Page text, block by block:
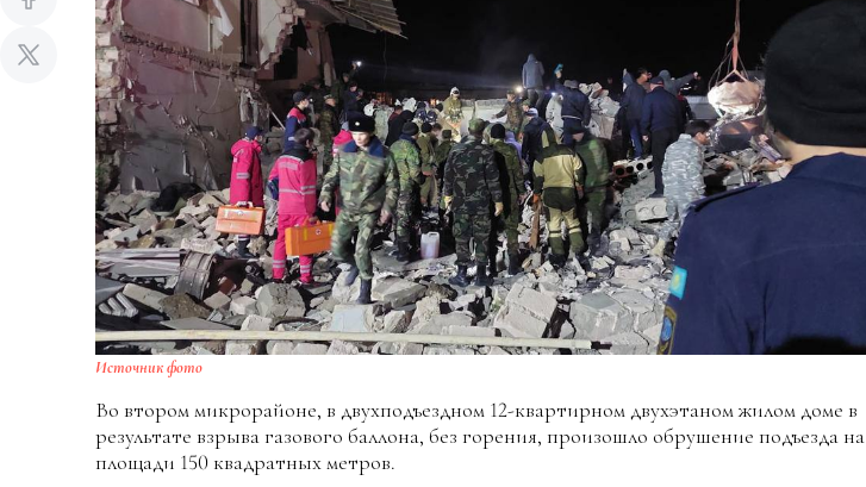
Источник фото
Во втором микрорайоне, в двухподъездном 12-квартирном двухэтаном жилом доме в
результате взрыва газового баллона, без горения, произошло обрушение подъезда на
площади 150 квадратных метров.